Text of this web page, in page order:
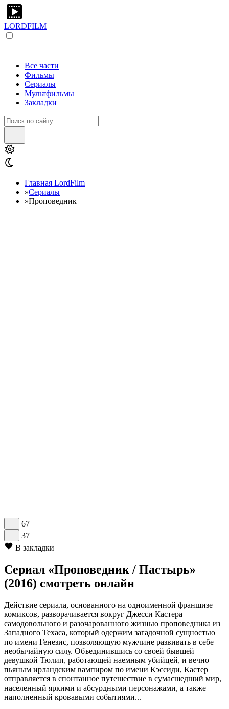
LORDFILM
Все части
Фильмы
Сериалы
Мультфильмы
Закладки
Главная LordFilm
»Сериалы
»Проповедник
67
37
В закладки
Сериал «Проповедник / Пастырь»
(2016) смотреть онлайн
Действие сериала, основанного на одноименной франшизе
комиксов, разворачивается вокруг Джесси Кастера —
самодовольного и разочарованного жизнью проповедника из
Западного Техаса, который одержим загадочной сущностью
по имени Генезис, позволяющую мужчине развивать в себе
необычайную силу. Объединившись со своей бывшей
девушкой Тюлип, работающей наемным убийцей, и вечно
пьяным ирландским вампиром по имени Кэссиди, Кастер
отправляется в спонтанное путешествие в сумасшедший мир,
населенный яркими и абсурдными персонажами, а также
наполненный кровавыми событиями...